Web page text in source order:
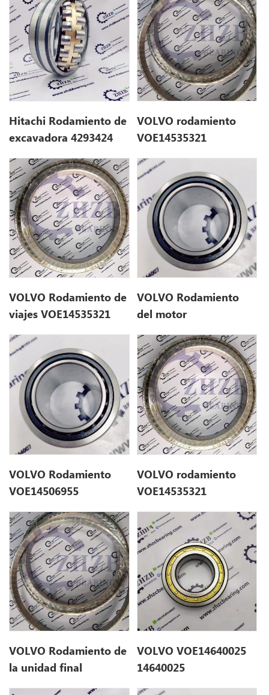
Hitachi Rodamiento de
excavadora 4293424
VOLVO rodamiento
VOE14535321
VOLVO Rodamiento de
viajes VOE14535321
VOLVO Rodamiento
del motor
14506955
VOLVO Rodamiento
VOE14506955
VOLVO rodamiento
VOE14535321
VOLVO Rodamiento de
la unidad final
VOLVO VOE14640025
14640025